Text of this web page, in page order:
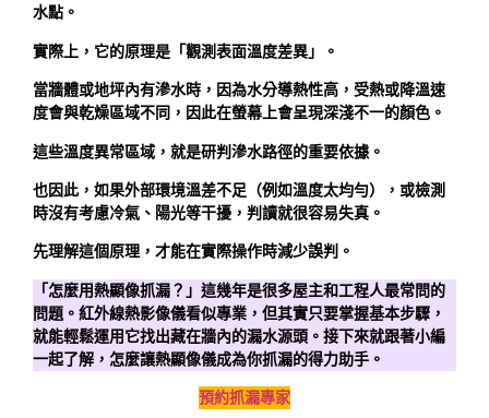
水點。
實際上，它的原理是「觀測表面溫度差異」。
當牆體或地坪內有滲水時，因為水分導熱性高，受熱或降溫速
度會與乾燥區域不同，因此在螢幕上會呈現深淺不一的顏色。
這些溫度異常區域，就是研判滲水路徑的重要依據。
也因此，如果外部環境溫差不足（例如溫度太均勻），或檢測
時沒有考慮冷氣、陽光等干擾，判讀就很容易失真。
先理解這個原理，才能在實際操作時減少誤判。
「怎麼用熱顯像抓漏？」這幾年是很多屋主和工程人最常問的
問題。紅外線熱影像儀看似專業，但其實只要掌握基本步驟，
就能輕鬆運用它找出藏在牆內的漏水源頭。接下來就跟著小編
一起了解，怎麼讓熱顯像儀成為你抓漏的得力助手。
預約抓漏專家